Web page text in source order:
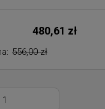
480,61 zł
556,00 zł